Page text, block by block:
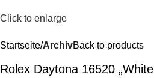
Click to enlarge
Startseite ArchivBack to products
Rolex Daytona 16520